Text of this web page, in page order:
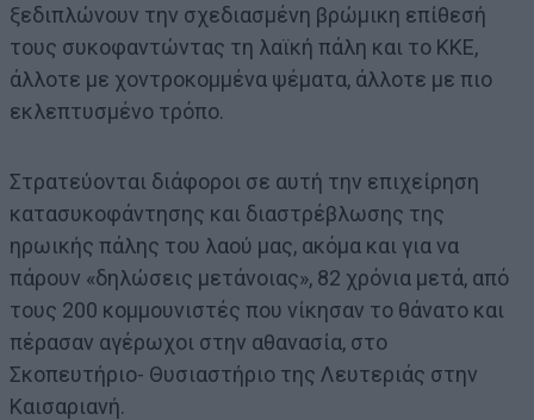
ξεδιπλώνουν την σχεδιασμένη βρώμικη επίθεσή
τους συκοφαντώντας τη λαϊκή πάλη και το ΚΚΕ,
άλλοτε με χοντροκομμένα ψέματα, άλλοτε με πιο
εκλεπτυσμένο τρόπο.
Στρατεύονται διάφοροι σε αυτή την επιχείρηση
κατασυκοφάντησης και διαστρέβλωσης της
ηρωικής πάλης του λαού μας, ακόμα και για να
πάρουν «δηλώσεις μετάνοιας», 82 χρόνια μετά, από
τους 200 κομμουνιστές που νίκησαν το θάνατο και
πέρασαν αγέρωχοι στην αθανασία, στο
Σκοπευτήριο- Θυσιαστήριο της Λευτεριάς στην
Καισαριανή.